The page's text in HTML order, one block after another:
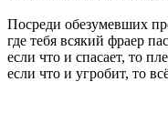
Посреди обезумевших
где тебя всякий фраер
если что и спасает, то
если что и угробит, то